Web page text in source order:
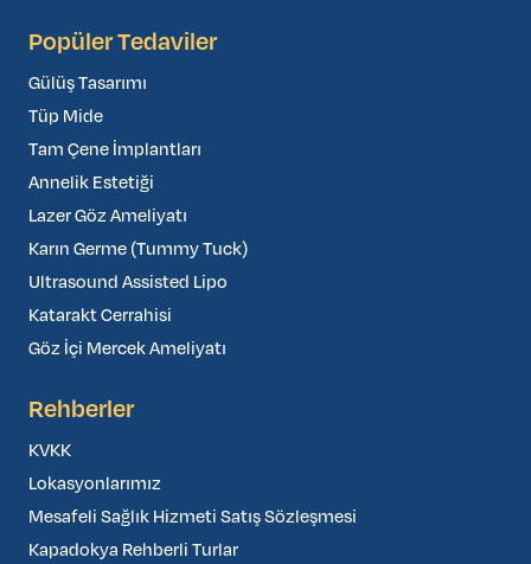
Popüler Tedaviler
Gülüş Tasarımı
Tüp Mide
Tam Çene İmplantları
Annelik Estetiği
Lazer Göz Ameliyatı
Karın Germe (Tummy Tuck)
Ultrasound Assisted Lipo
Katarakt Cerrahisi
Göz İçi Mercek Ameliyatı
Rehberler
KVKK
Lokasyonlarımız
Mesafeli Sağlık Hizmeti Satış Sözleşmesi
Kapadokya Rehberli Turlar